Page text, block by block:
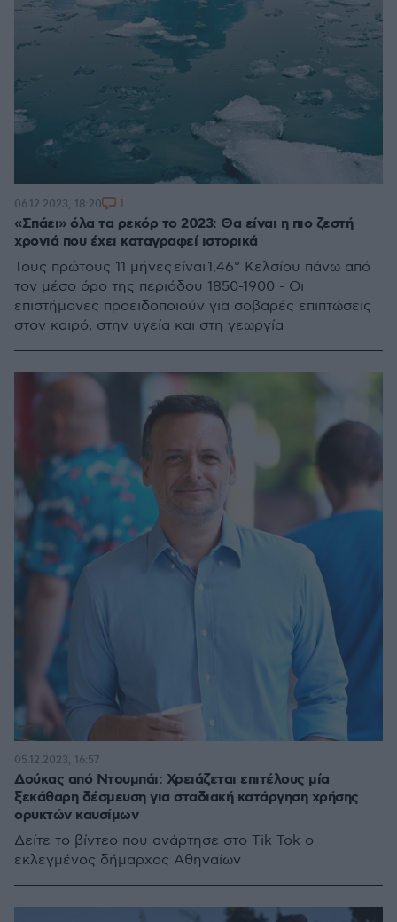
«Σπάει» όλα τα ρεκόρ το 2023: Θα είναι η πιο ζεστή
χρονιά που έχει καταγραφεί ιστορικά
Τους πρώτους 11 μήνες είναι 1,46° Κελσίου πάνω από
τον μέσο όρο της περιόδου 1850-1900 - Οι
επιστήμονες προειδοποιούν για σοβαρές επιπτώσεις
στον καιρό, στην υγεία και στη γεωργία
06.12.2023, 18:20 1
Δούκας από Ντουμπάι: Χρειάζεται επιτέλους μία
ξεκάθαρη δέσμευση για σταδιακή κατάργηση χρήσης
ορυκτών καυσίμων
Δείτε το βίντεο που ανάρτησε στο Tik Tok ο
εκλεγμένος δήμαρχος Αθηναίων
05.12.2023, 16:57